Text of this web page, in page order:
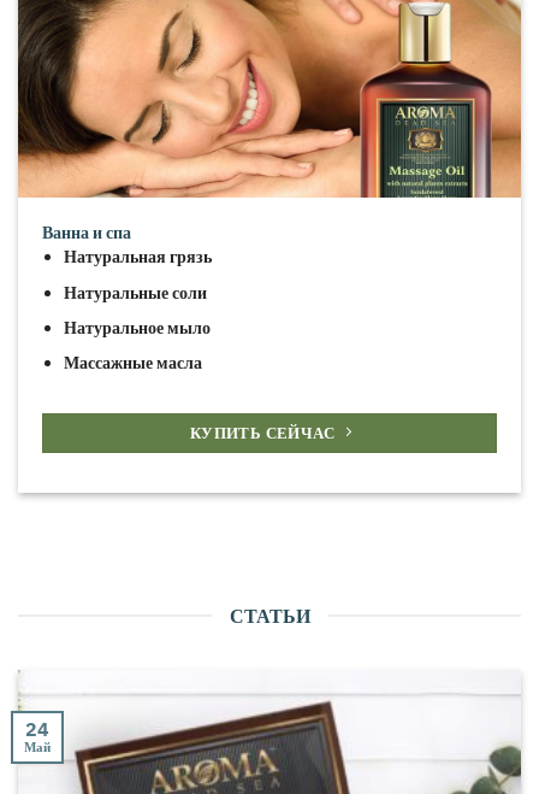
Ванна и спа
Натуральная грязь
Натуральные соли
Натуральное мыло
Массажные масла
КУПИТЬ СЕЙЧАС
СТАТЬИ
24
Май